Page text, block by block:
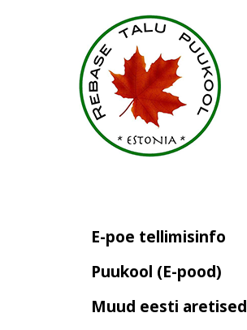
E-poe tellimisinfo
Puukool (E-pood)
Muud eesti aretised